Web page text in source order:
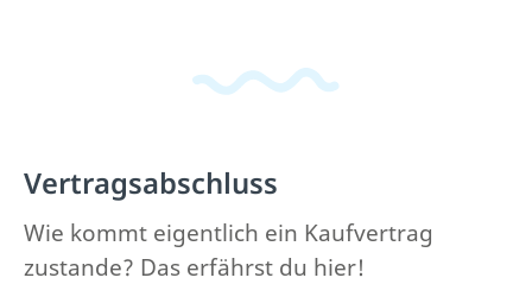
Vertragsabschluss
Wie kommt eigentlich ein Kaufvertrag
zustande? Das erfährst du hier!